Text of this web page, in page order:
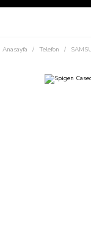
Anasayfa Telefon